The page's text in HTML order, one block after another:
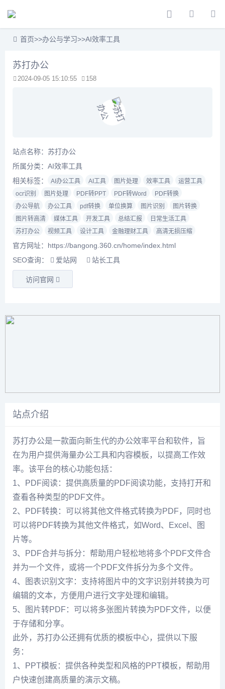
首页>>办公与学习>>AI效率工具
苏打办公
2024-09-05 15:10:55 158
站点名称：苏打办公
所属分类： AI效率工具
相关标签：
AI办公工具 AI工具 图片处理 效率工具
运营工具
ocr识别
图片处理 PDF转PPT PDF转Word
PDF转换
办公导航
办公工具 pdf转换 单位换算 图片识别
图片转换
图片转高清
媒体工具 开发工具 总结汇报
日常生活工具
苏打办公
视频工具 设计工具 金融理财工具 高清无损压缩
官方网址：https://bangong.360.cn/home/index.html
SEO查询：
爱站网 站长工具
访问官网
站点介绍
苏打办公是一款面向新生代的办公效率平台和软件，旨
在为用户提供海量办公工具和内容模板，以提高工作效
率。该平台的核心功能包括：
1、PDF阅读：提供高质量的PDF阅读功能，支持打开和
查看各种类型的PDF文件。
2、PDF转换：可以将其他文件格式转换为PDF，同时也
可以将PDF转换为其他文件格式，如Word、Excel、图
片等。
3、PDF合并与拆分：帮助用户轻松地将多个PDF文件合
并为一个文件，或将一个PDF文件拆分为多个文件。
4、图表识别文字：支持将图片中的文字识别并转换为可
编辑的文本，方便用户进行文字处理和编辑。
5、图片转PDF：可以将多张图片转换为PDF文件，以便
于存储和分享。
此外，苏打办公还拥有优质的模板中心，提供以下服
务：
1、PPT模板：提供各种类型和风格的PPT模板，帮助用
户快速创建高质量的演示文稿。